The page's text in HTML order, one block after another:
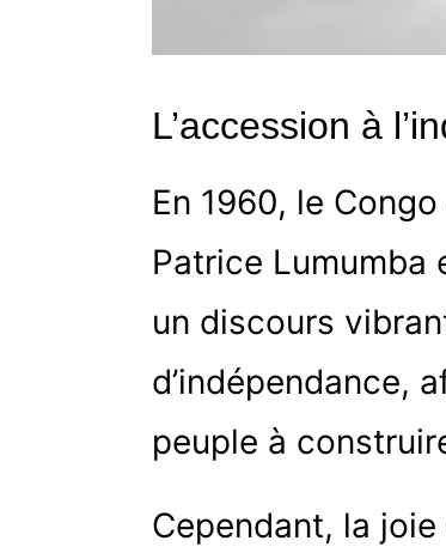
L’accession à
En 1960, le
Patrice Lumumba
un discours
d’indépendance,
peuple à
Cependant, la